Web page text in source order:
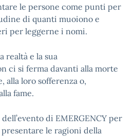
le persone come punti per
di quanti muoiono e
per leggerne i nomi.
realtà e la sua
ci si ferma davanti alla morte
alla loro sofferenza o,
fame.
di EMERGENCY per
le ragioni della